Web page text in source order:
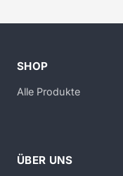
SHOP
Alle Produkte
ÜBER UNS